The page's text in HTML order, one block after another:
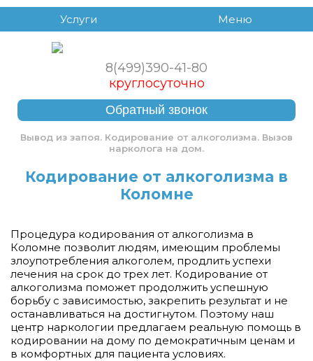
8(499)390-41-80
круглосуточно
Обратный звонок
Услуги Меню
Вывод из запоя. Кодирование от алкоголизма. Вызов
нарколога на дом.
Кодирование от алкоголизма в
Коломне
Процедура кодирования от алкоголизма в
Коломне позволит людям, имеющим проблемы
злоупотребления алкоголем, продлить успехи
лечения на срок до трех лет. Кодирование от
алкоголизма поможет продолжить успешную
борьбу с зависимостью, закрепить результат и не
останавливаться на достигнутом. Поэтому наш
центр наркологии предлагаем реальную помощь в
кодировании на дому по демократичным ценам и
в комфортных для пациента условиях.